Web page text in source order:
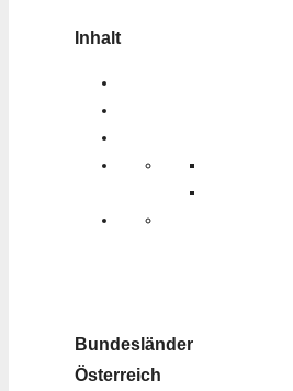
Inhalt
Bundesländer
Österreich